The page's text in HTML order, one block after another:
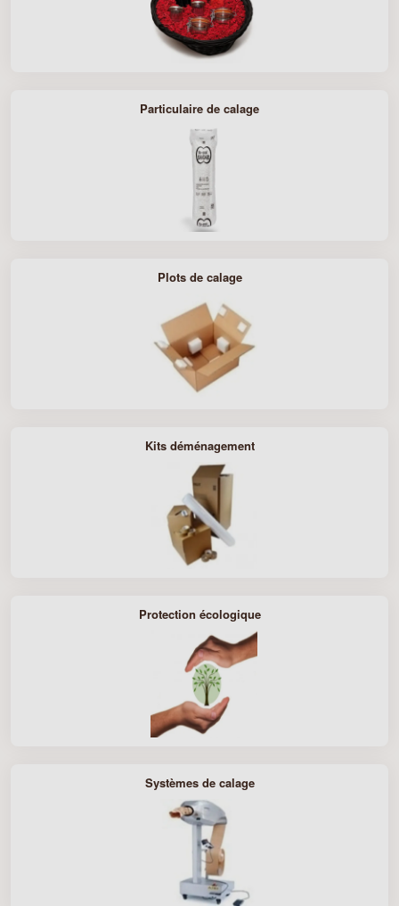
Particulaire de calage
Plots de calage
Kits déménagement
Protection écologique
Systèmes de calage